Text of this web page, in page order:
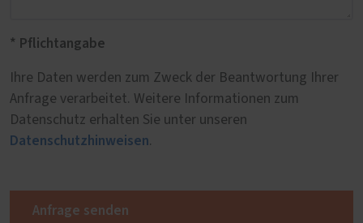
* Pflichtangabe
Ihre Daten werden zum Zweck der Beantwortung Ihrer
Anfrage verarbeitet. Weitere Informationen zum
Datenschutz erhalten Sie unter unseren
Datenschutzhinweisen.
Anfrage senden